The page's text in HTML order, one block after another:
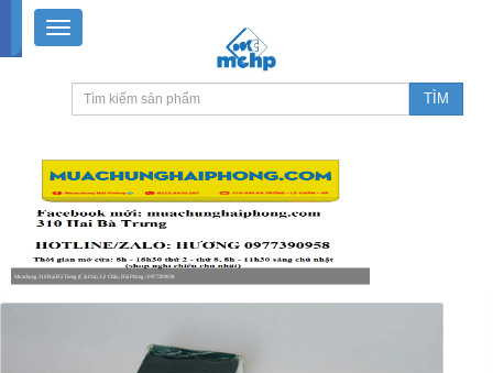
Muachung 310 Hai Bà Trưng (Cát Dài), Lê Chân, Hải Phòng / 0977390958